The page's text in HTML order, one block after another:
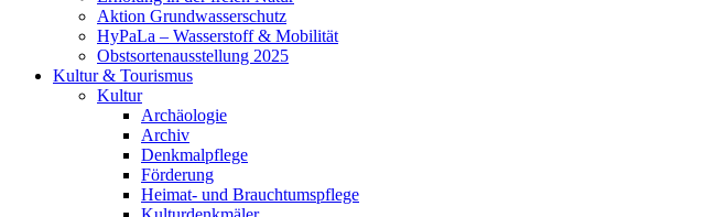
Aktion Grundwasserschutz
HyPaLa – Wasserstoff & Mobilität
Obstsortenausstellung 2025
Kultur & Tourismus
Kultur
Archäologie
Archiv
Denkmalpflege
Förderung
Heimat- und Brauchtumspflege